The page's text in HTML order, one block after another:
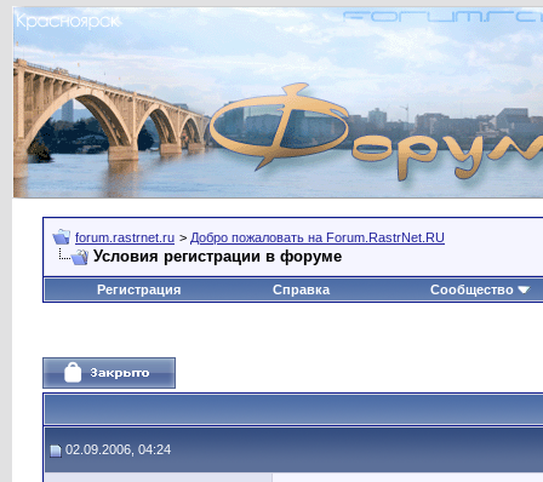
forum.rastrnet.ru > Добро пожаловать на Forum.RastrNet.RU
Условия регистрации в форуме
Регистрация Справка Сообщество
02.09.2006, 04:24